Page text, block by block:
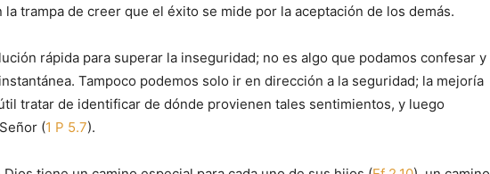
la trampa de creer que el éxito se mide por la aceptación de los demás.
rápida para superar la inseguridad; no es algo que podamos confesar y
Tampoco podemos solo ir en dirección a la seguridad; la mejoría
tratar de identificar de dónde provienen tales sentimientos, y luego
(1 P 5.7).